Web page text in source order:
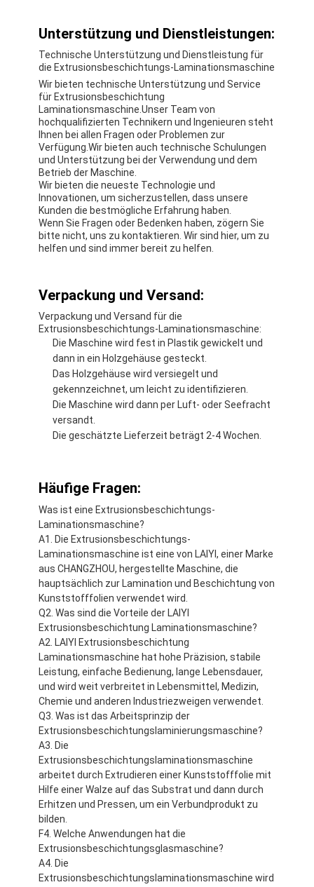
Papiermaschine Beschichtung
Doppeltes versah lamellierende Maschine mit Seiten
Laminierungs-Maschinen-Teile
Schmelze durchgebrannte Gewebe-Maschine
Unterstützung und Dienstleistungen:
Technische Unterstützung und Dienstleistung für
die Extrusionsbeschichtungs-Laminationsmaschine
Wir bieten technische Unterstützung und Service
für Extrusionsbeschichtung
Laminationsmaschine.Unser Team von
hochqualifizierten Technikern und Ingenieuren steht
Ihnen bei allen Fragen oder Problemen zur
Verfügung.Wir bieten auch technische Schulungen
und Unterstützung bei der Verwendung und dem
Betrieb der Maschine.
Wir bieten die neueste Technologie und
Innovationen, um sicherzustellen, dass unsere
Kunden die bestmögliche Erfahrung haben.
Wenn Sie Fragen oder Bedenken haben, zögern Sie
bitte nicht, uns zu kontaktieren. Wir sind hier, um zu
helfen und sind immer bereit zu helfen.
Verpackung und Versand:
Verpackung und Versand für die
Extrusionsbeschichtungs-Laminationsmaschine:
Die Maschine wird fest in Plastik gewickelt und
dann in ein Holzgehäuse gesteckt.
Das Holzgehäuse wird versiegelt und
gekennzeichnet, um leicht zu identifizieren.
Die Maschine wird dann per Luft- oder Seefracht
versandt.
Die geschätzte Lieferzeit beträgt 2-4 Wochen.
Häufige Fragen:
Was ist eine Extrusionsbeschichtungs-
Laminationsmaschine?
A1. Die Extrusionsbeschichtungs-
Laminationsmaschine ist eine von LAIYI, einer Marke
aus CHANGZHOU, hergestellte Maschine, die
hauptsächlich zur Lamination und Beschichtung von
Kunststofffolien verwendet wird.
Q2. Was sind die Vorteile der LAIYI
Extrusionsbeschichtung Laminationsmaschine?
A2. LAIYI Extrusionsbeschichtung
Laminationsmaschine hat hohe Präzision, stabile
Leistung, einfache Bedienung, lange Lebensdauer,
und wird weit verbreitet in Lebensmittel, Medizin,
Chemie und anderen Industriezweigen verwendet.
Q3. Was ist das Arbeitsprinzip der
Extrusionsbeschichtungslaminierungsmaschine?
A3. Die
Extrusionsbeschichtungslaminationsmaschine
arbeitet durch Extrudieren einer Kunststofffolie mit
Hilfe einer Walze auf das Substrat und dann durch
Erhitzen und Pressen, um ein Verbundprodukt zu
bilden.
F4. Welche Anwendungen hat die
Extrusionsbeschichtungsglasmaschine?
A4. Die
Extrusionsbeschichtungslaminationsmaschine wird